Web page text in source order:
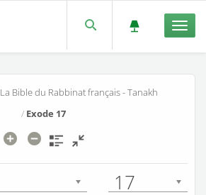
La Bible du Rabbinat français - Tanakh
/ Exode 17
17